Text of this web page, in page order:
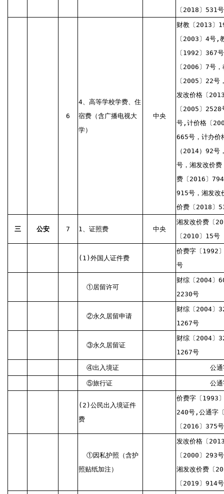
〔2018〕531号
6
4、高等学校学费、住
宿费（含广播电视大
学）
中央
财教〔2013〕
〔2003〕4号,
〔1992〕367
〔2006〕7号
〔2005〕22号
发改价格〔
〔2005〕
号,计价格〔
665号，计办
（2014）92号
号，湘发改价
费〔2016〕
915号，湘发
价费〔2018〕
三 公安 7 1、证照费 中央
湘发改价费〔
〔2010〕15号
(1)外国人证件费
价费字〔1992
号
①居留许可
财综〔2004〕
2230号
②永久居留申请
财综〔2004〕
1267号
③永久居留证
财综〔2004〕
1267号
④出入境证 公
⑤旅行证 公
(2)公民出入境证件
费
价费字〔1993
240号,公通字
〔2016〕375
①因私护照（含护
照贴纸加注）
发改价格〔
〔2000〕293
湘发改价费〔
〔2019〕914号